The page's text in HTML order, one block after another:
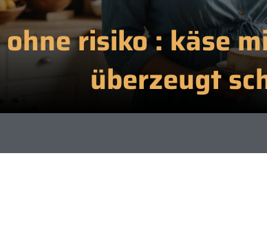
ohne risiko : käse
überzeugt